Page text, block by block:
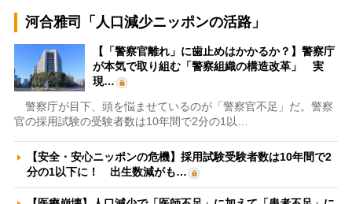
河合雅司「人口減少ニッポンの活路」
【「警察官離れ」に歯止めはかかるか？】警察庁
が本気で取り組む「警察組織の構造改革」 実
現…
警察庁が目下、頭を悩ませているのが「警察官不足」だ。警察
官の採用試験の受験者数は10年間で2分の1以…
【安全・安心ニッポンの危機】採用試験受験者数は10年間で2
分の1以下に！ 出生数減がも…